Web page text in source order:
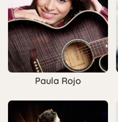
Paula Rojo